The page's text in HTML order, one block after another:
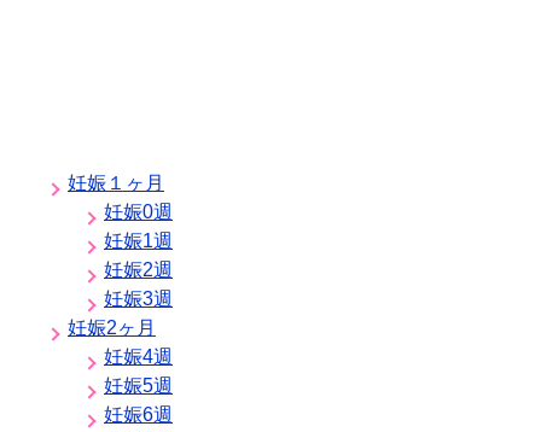
妊娠１ヶ月
妊娠0週
妊娠1週
妊娠2週
妊娠3週
妊娠2ヶ月
妊娠4週
妊娠5週
妊娠6週